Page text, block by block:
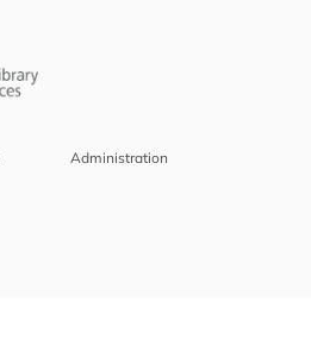
Administration